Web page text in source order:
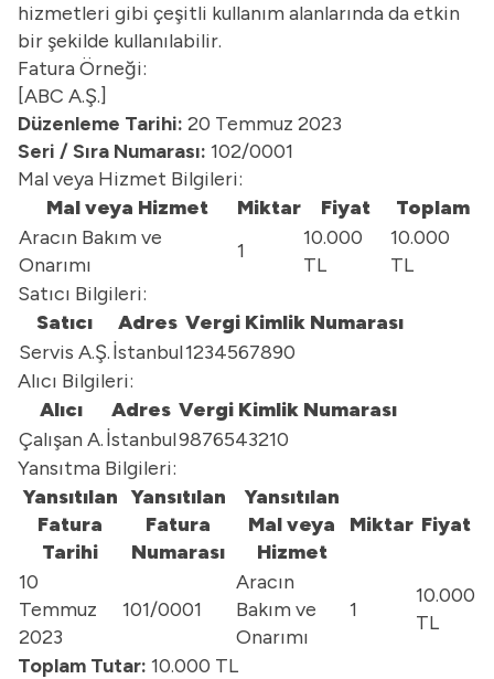
hizmetleri gibi çeşitli kullanım alanlarında da etkin
bir şekilde kullanılabilir.
Fatura Örneği:
[ABC A.Ş.]
Düzenleme Tarihi: 20 Temmuz 2023
Seri / Sıra Numarası: 102/0001
Mal veya Hizmet Bilgileri:
Mal veya Hizmet
Miktar Fiyat
Toplam
Aracın Bakım ve
Onarımı
1
10.000
TL
10.000
TL
Satıcı Bilgileri:
Satıcı
Adres Vergi Kimlik Numarası
Servis A.Ş.İstanbul1234567890
Alıcı Bilgileri:
Alıcı
Adres Vergi Kimlik Numarası
Çalışan A.İstanbul9876543210
Yansıtma Bilgileri:
Yansıtılan
Fatura
Tarihi
Yansıtılan
Fatura
Numarası
Yansıtılan
Mal veya
Hizmet
Miktar Fiyat
10
Temmuz
2023
101/0001
Aracın
Bakım ve
Onarımı
1
10.000
TL
Toplam Tutar: 10.000 TL